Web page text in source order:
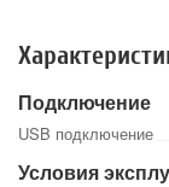
Подключение
USB подключение
Условия